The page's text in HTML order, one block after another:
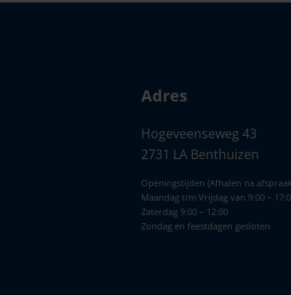
Adres
Hogeveenseweg 43
2731 LA Benthuizen
Openingstijden (Afhalen na
Maandag t/m Vrijdag van 9:00 –
Zaterdag 9:00 – 12:00
Zondag en feestdagen gesloten